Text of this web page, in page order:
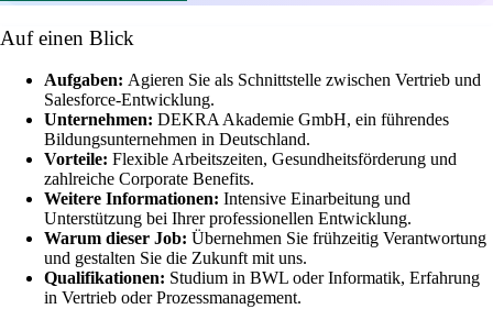
Auf einen Blick
Aufgaben: Agieren Sie als Schnittstelle zwischen Vertrieb und
Salesforce-Entwicklung.
Unternehmen: DEKRA Akademie GmbH, ein führendes
Bildungsunternehmen in Deutschland.
Vorteile: Flexible Arbeitszeiten, Gesundheitsförderung und
zahlreiche Corporate Benefits.
Weitere Informationen: Intensive Einarbeitung und
Unterstützung bei Ihrer professionellen Entwicklung.
Warum dieser Job: Übernehmen Sie frühzeitig Verantwortung
und gestalten Sie die Zukunft mit uns.
Qualifikationen: Studium in BWL oder Informatik, Erfahrung
in Vertrieb oder Prozessmanagement.